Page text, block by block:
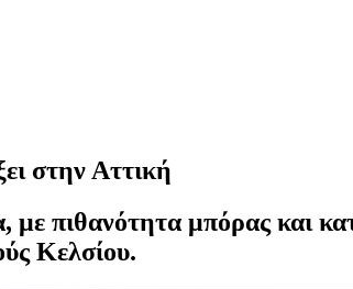
στην Αττική
πιθανότητα μπόρας και
Κελσίου.